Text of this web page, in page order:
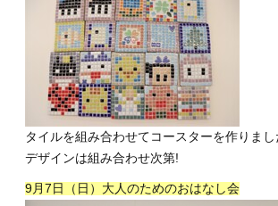
タイルを組み合わせてコースターを作りまし
デザインは組み合わせ次第!
9月7日（日）大人のためのおはなし会